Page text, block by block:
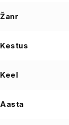
Žanr
Kestus
Keel
Aasta